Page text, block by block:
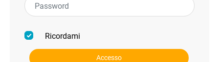
Ricordami
Accesso